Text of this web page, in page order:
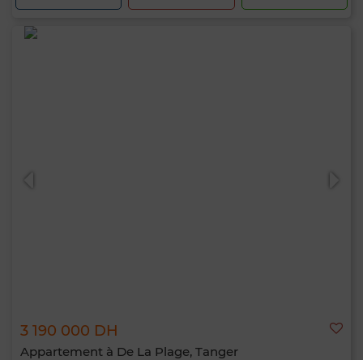
3 190 000 DH
Appartement à De La Plage, Tanger